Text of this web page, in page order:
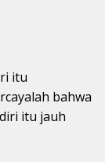
itu
bahwa
itu jauh